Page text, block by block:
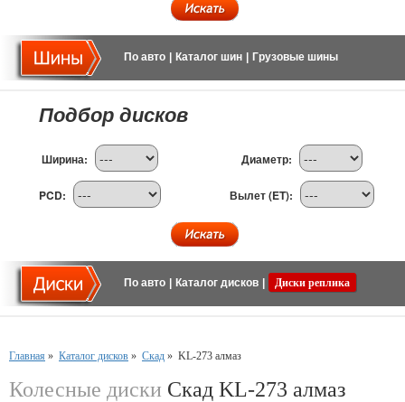
По авто Каталог шин Грузовые шины
Подбор дисков
Ширина: Диаметр:
PCD: Вылет (ET):
По авто Каталог дисков Диски реплика
Главная » Каталог дисков » Скад » KL-273 алмаз
Колесные диски Скад KL-273 алмаз